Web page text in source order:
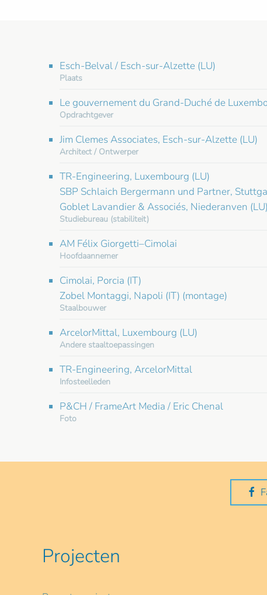
Esch-Belval / Esch-sur-Alzette (LU)
Plaats
Le gouvernement du Grand-Duché de
Opdrachtgever
Jim Clemes Associates, Esch-sur-Alzette (LU)
Architect / Ontwerper
TR-Engineering, Luxembourg (LU)
SBP Schlaich Bergermann und Partner,
Goblet Lavandier & Associés, Niederanven (LU)
Studiebureau (stabiliteit)
AM Félix Giorgetti–Cimolai
Hoofdaannemer
Cimolai, Porcia (IT)
Zobel Montaggi, Napoli (IT) (montage)
Staalbouwer
ArcelorMittal, Luxembourg (LU)
Andere staaltoepassingen
TR-Engineering, ArcelorMittal
Infosteelleden
P&CH / FrameArt Media / Eric Chenal
Foto
Projecten